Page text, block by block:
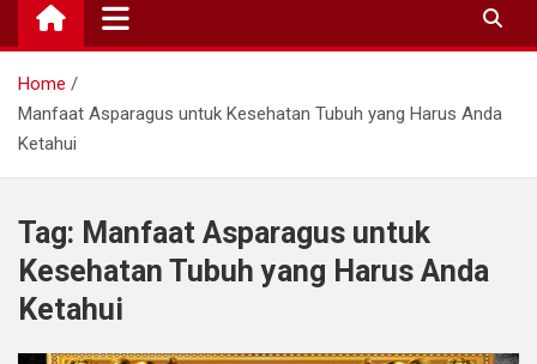
Harian untuk Tubuh Bugar dan
Pikiran yang Sehat.
informasi kesehatan, konsultasi kesehatan , diskusi kesehatan,
kesehatan, komunitas
Home
Manfaat Asparagus untuk Kesehatan Tubuh yang Harus Anda
Ketahui
Tag: Manfaat Asparagus untuk
Kesehatan Tubuh yang Harus Anda
Ketahui